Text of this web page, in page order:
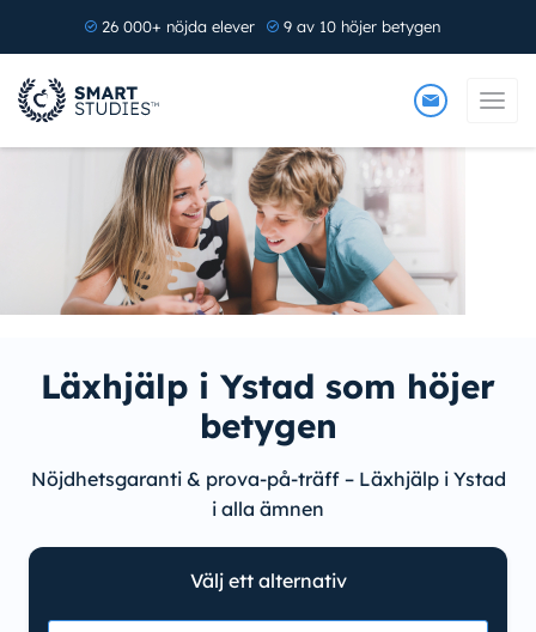
26 000+ nöjda elever 9 av 10 höjer betygen
Läxhjälp i Ystad som höjer
betygen
Nöjdhetsgaranti & prova-på-träff – Läxhjälp i Ystad
i alla ämnen
Välj ett alternativ